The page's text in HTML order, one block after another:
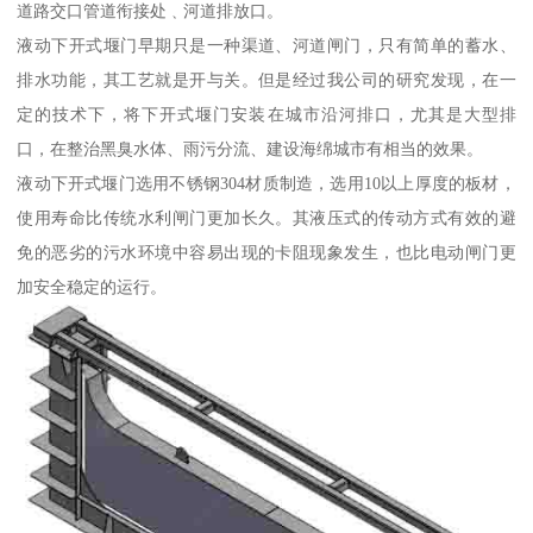
道路交口管道衔接处﹑河道排放口。
液动下开式堰门早期只是一种渠道、河道闸门，只有简单的蓄水、
排水功能，其工艺就是开与关。但是经过我公司的研究发现，在一
定的技术下，将下开式堰门安装在城市沿河排口，尤其是大型排
口，在整治黑臭水体、雨污分流、建设海绵城市有相当的效果。
液动下开式堰门选用不锈钢304材质制造，选用10以上厚度的板材，
使用寿命比传统水利闸门更加长久。其液压式的传动方式有效的避
免的恶劣的污水环境中容易出现的卡阻现象发生，也比电动闸门更
加安全稳定的运行。